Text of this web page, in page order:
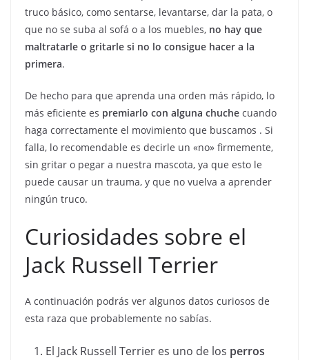
truco básico, como sentarse, levantarse, dar la pata, o
que no se suba al sofá o a los muebles, no hay que
maltratarle o gritarle si no lo consigue hacer a la
primera.
De hecho para que aprenda una orden más rápido, lo
más eficiente es premiarlo con alguna chuche cuando
haga correctamente el movimiento que buscamos . Si
falla, lo recomendable es decirle un «no» firmemente,
sin gritar o pegar a nuestra mascota, ya que esto le
puede causar un trauma, y que no vuelva a aprender
ningún truco.
Curiosidades sobre el
Jack Russell Terrier
A continuación podrás ver algunos datos curiosos de
esta raza que probablemente no sabías.
El Jack Russell Terrier es uno de los perros